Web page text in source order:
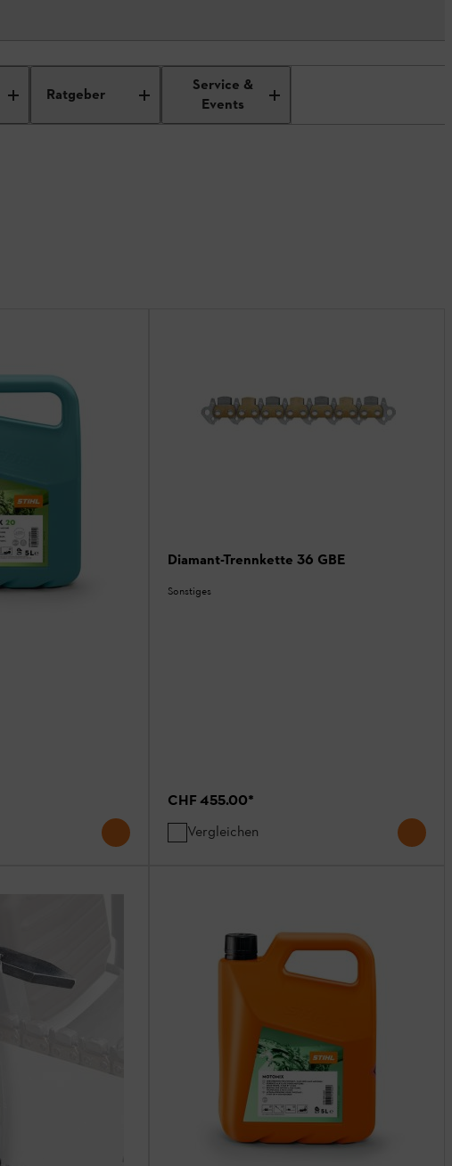
Ratgeber
Service &
Events
Diamant-Trennkette 36 GBE
Sonstiges
CHF 455.00*
Vergleichen